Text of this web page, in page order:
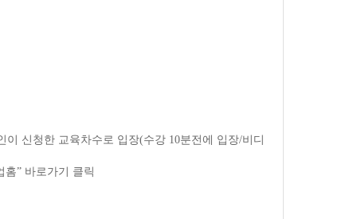
이 신청한 교육차수로 입장(수강 10분전에 입장/비디
홈” 바로가기 클릭